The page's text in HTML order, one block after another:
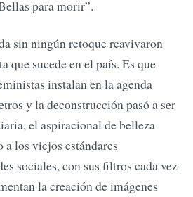
para morir”.
sin ningún retoque reavivaron
que sucede en el país. Es que
instalan en la agenda
y la deconstrucción pasó a ser
el aspiracional de belleza
los viejos estándares
sociales, con sus filtros cada vez
la creación de imágenes